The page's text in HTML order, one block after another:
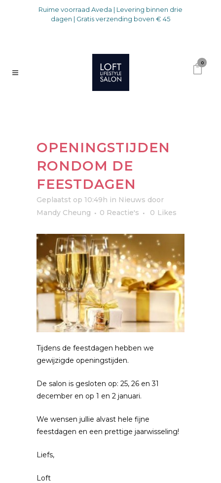
Ruime voorraad Aveda | Levering binnen drie
dagen | Gratis verzending boven € 45
0
OPENINGSTIJDEN
RONDOM DE
FEESTDAGEN
Geplaatst op 10:49h in Nieuws door
Mandy Cheung
0 Reactie's 0 Likes
Tijdens de feestdagen hebben we
gewijzigde openingstijden.
De salon is gesloten op: 25, 26 en 31
december en op 1 en 2 januari.
We wensen jullie alvast hele fijne
feestdagen en een prettige jaarwisseling!
Liefs,
Loft